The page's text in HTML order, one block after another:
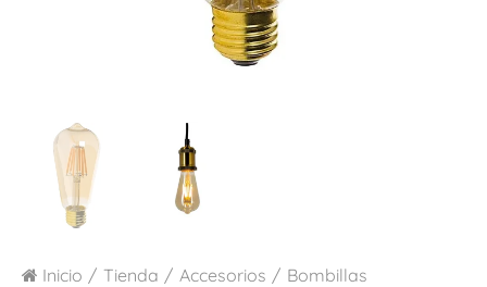
Inicio Tienda Accesorios Bombillas